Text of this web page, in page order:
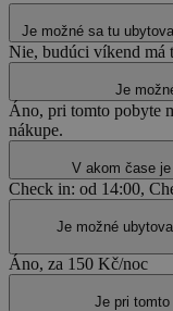
Je možné sa tu
Nie, budúci víkend má
Je
Áno, pri tomto pobyte
nákupe.
V akom čase
Check in: od 14:00,
Je možné
Áno, za 150 Kč/noc
Je pri